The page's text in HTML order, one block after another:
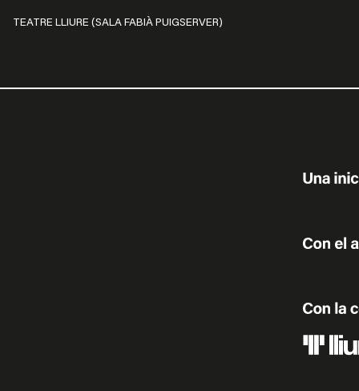
TEATRE LLIURE (SALA FABIÀ PUIGSERVER)